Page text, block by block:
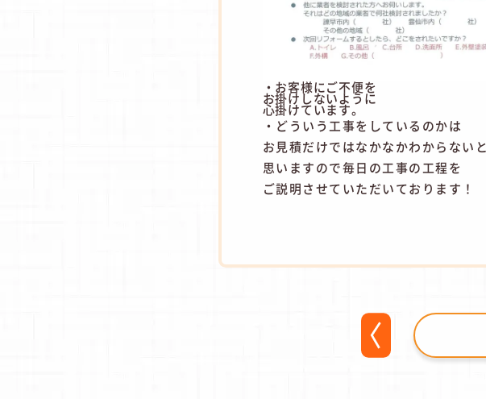
・お客様にご不便を
お掛けしないように
心掛けています。
・どういう工事をしているのかは
お見積だけではなかなかわからないと
思いますので毎日の工事の工程を
ご説明させていただいております！